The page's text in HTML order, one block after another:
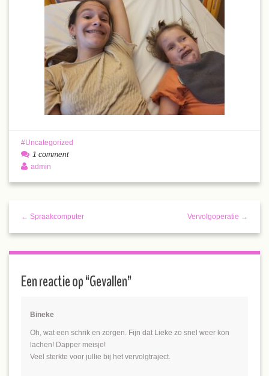
Uncategorized
1 comment
admin
← Spraakcomputer Vervolgoperatie →
Een reactie op “Gevallen”
Bineke
Oh, wat een schrik en zorgen. Fijn dat Lieke zo snel weer kon
lachen! Dapper meisje!
Veel sterkte voor jullie bij het vervolgtraject.